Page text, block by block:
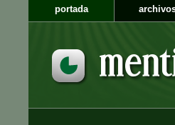
portada